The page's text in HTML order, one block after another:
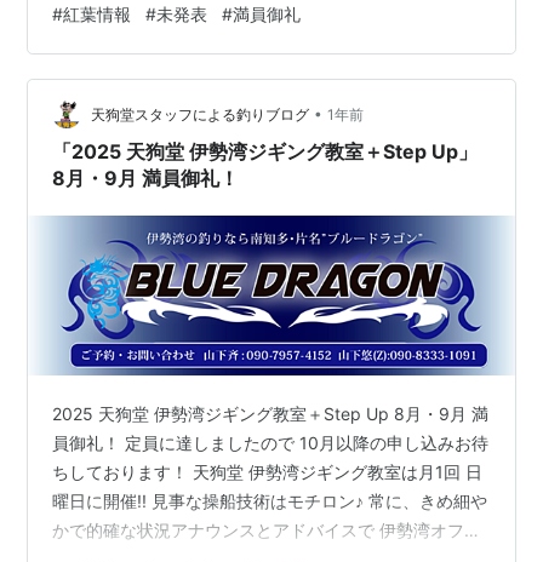
たが、ひどくなる一方だったので、諦めて帰りました。
○妙見岳・仁田峠；青葉 仁田峠 ○雲仙温泉街周辺；青葉
※朝の気温が10度を下回らず、色づきは遅れています。
以上の情報を発表しようと準備していたのですが、上か
ら「変わってないなら出さなくても良いのでは」との意
見で、公表に…
#紅葉情報 #未発表 #満員御礼
天狗堂スタッフによる釣りブログ • 1年前
「2025 天狗堂 伊勢湾ジギング教室＋Step Up」
8月・9月 満員御礼！
2025 天狗堂 伊勢湾ジギング教室＋Step Up 8月・9月 満
員御礼！ 定員に達しましたので 10月以降の申し込みお待
ちしております！ 天狗堂 伊勢湾ジギング教室は月1回 日
曜日に開催!! 見事な操船技術はモチロン♪ 常に、きめ細や
かで的確な状況アナウンスとアドバイスで 伊勢湾オフシ